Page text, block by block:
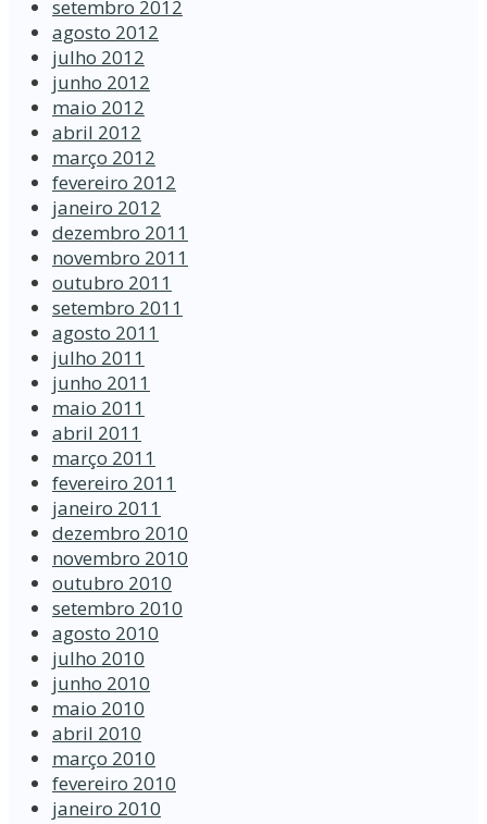
setembro 2012
agosto 2012
julho 2012
junho 2012
maio 2012
abril 2012
março 2012
fevereiro 2012
janeiro 2012
dezembro 2011
novembro 2011
outubro 2011
setembro 2011
agosto 2011
julho 2011
junho 2011
maio 2011
abril 2011
março 2011
fevereiro 2011
janeiro 2011
dezembro 2010
novembro 2010
outubro 2010
setembro 2010
agosto 2010
julho 2010
junho 2010
maio 2010
abril 2010
março 2010
fevereiro 2010
janeiro 2010